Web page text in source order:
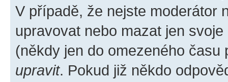
V případě, že nejste moderátor
upravovat nebo mazat jen
(někdy jen do omezeného
upravit. Pokud již někdo